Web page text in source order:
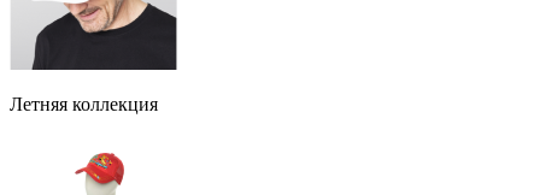
Летняя коллекция